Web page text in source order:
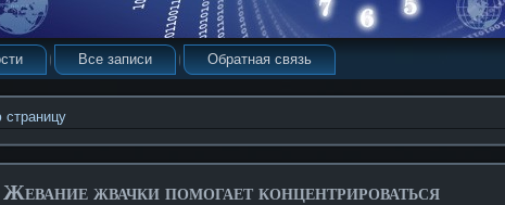
Все записи Обратная связь
Жевание жвачки помогает концентрироваться